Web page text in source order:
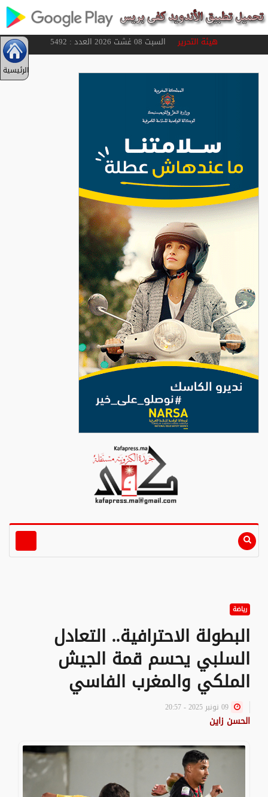
هيئة التحريرالسبت 08 غشت 2026 العدد : 5492
الرئيسية
رياضة
البطولة الاحترافية.. التعادل
السلبي يحسم قمة الجيش
الملكي والمغرب الفاسي
الحسن زاين